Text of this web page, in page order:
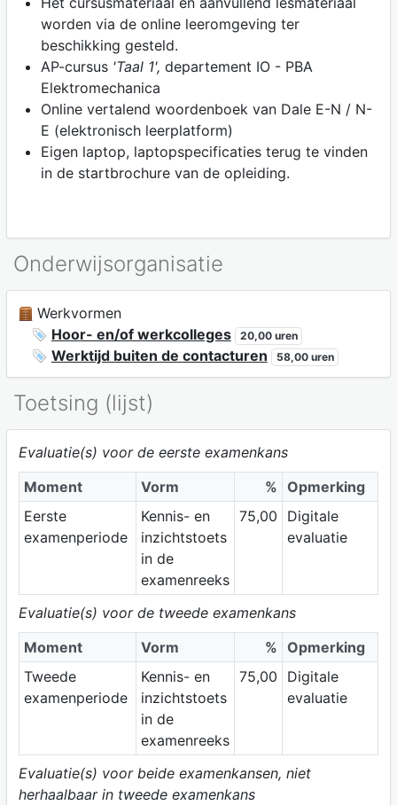
worden via de online leeromgeving ter
beschikking gesteld.
AP-cursus 'Taal 1', departement IO - PBA
Elektromechanica
Online vertalend woordenboek van Dale E-N / N-
E (elektronisch leerplatform)
Eigen laptop, laptopspecificaties terug te vinden
in de startbrochure van de opleiding.
Onderwijsorganisatie
Werkvormen
Hoor- en/of werkcolleges
20,00 uren
Werktijd buiten de contacturen 58,00 uren
Toetsing (lijst)
Evaluatie(s) voor de eerste examenkans
Moment
Vorm % Opmerking
Eerste
examenperiode
Kennis- en
inzichtstoets
in de
examenreeks
75,00
Digitale
evaluatie
Evaluatie(s) voor de tweede examenkans
Moment
Vorm % Opmerking
Tweede
examenperiode
Kennis- en
inzichtstoets
in de
examenreeks
75,00
Digitale
evaluatie
Evaluatie(s) voor beide examenkansen, niet
herhaalbaar in tweede examenkans